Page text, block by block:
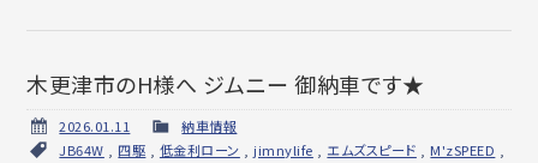
木更津市のH様へ ジムニー 御納車です★
2026.01.11
納車情報
JB64W
四駆 低金利ローン jimnylife エムズスピード M'zSPEED